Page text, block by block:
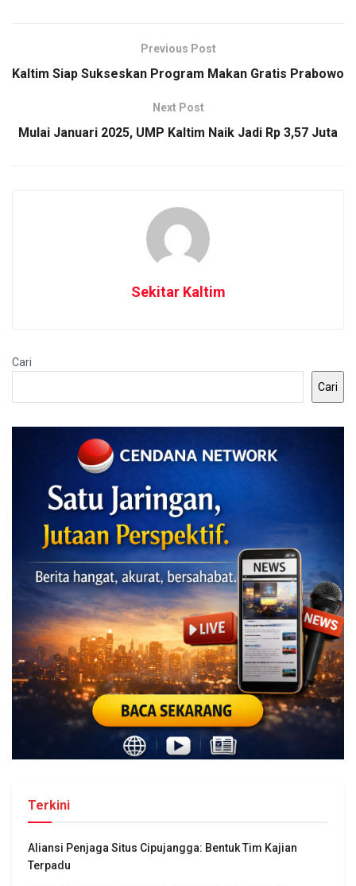
Previous Post
Kaltim Siap Sukseskan Program Makan Gratis Prabowo
Next Post
Mulai Januari 2025, UMP Kaltim Naik Jadi Rp 3,57 Juta
Sekitar Kaltim
Cari
Cari
Terkini
Aliansi Penjaga Situs Cipujangga: Bentuk Tim Kajian
Terpadu